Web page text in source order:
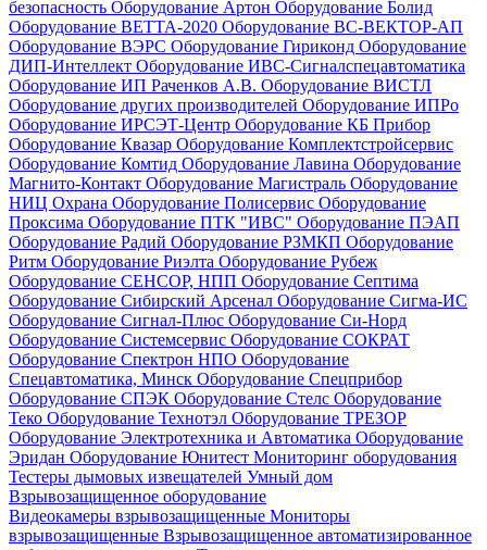
безопасность Оборудование Артон Оборудование Болид
Оборудование ВЕТТА-2020 Оборудование ВС-ВЕКТОР-АП
Оборудование ВЭРС Оборудование Гириконд Оборудование
ДИП-Интеллект Оборудование ИВС-Сигналспецавтоматика
Оборудование ИП Раченков А.В. Оборудование ВИСТЛ
Оборудование других производителей Оборудование ИПРо
Оборудование ИРСЭТ-Центр Оборудование КБ Прибор
Оборудование Квазар Оборудование Комплектстройсервис
Оборудование Комтид Оборудование Лавина Оборудование
Магнито-Контакт Оборудование Магистраль Оборудование
НИЦ Охрана Оборудование Полисервис Оборудование
Проксима Оборудование ПТК "ИВС" Оборудование ПЭАП
Оборудование Радий Оборудование РЗМКП Оборудование
Ритм Оборудование Риэлта Оборудование Рубеж
Оборудование СЕНСОР, НПП Оборудование Септима
Оборудование Сибирский Арсенал Оборудование Сигма-ИС
Оборудование Сигнал-Плюс Оборудование Си-Норд
Оборудование Системсервис Оборудование СОКРАТ
Оборудование Спектрон НПО Оборудование
Спецавтоматика, Минск Оборудование Спецприбор
Оборудование СПЭК Оборудование Стелс Оборудование
Теко Оборудование Технотэл Оборудование ТРЕЗОР
Оборудование Электротехника и Автоматика Оборудование
Эридан Оборудование Юнитест Мониторинг оборудования
Тестеры дымовых извещателей Умный дом
Взрывозащищенное оборудование
Видеокамеры взрывозащищенные Мониторы
взрывозащищенные Взрывозащищенное автоматизированное